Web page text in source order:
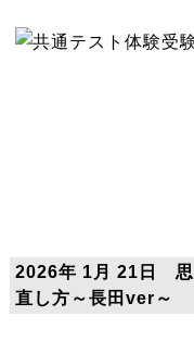
2026年 1月 21日 思
直し方～長田ver～